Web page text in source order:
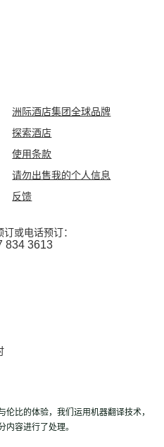
洲际酒店集团全球品牌
探索酒店
使用条款
请勿出售我的个人信息
反馈
订或电话预订：
834 3613
比的体验，我们运用机器翻译技术，
内容进行了处理。